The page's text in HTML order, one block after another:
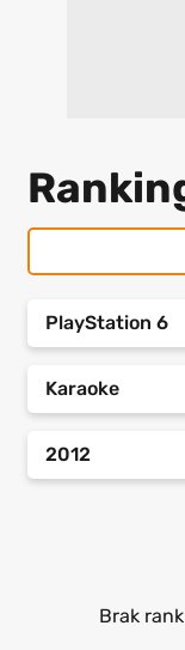
PlayStation 6
Karaoke
2012
Brak